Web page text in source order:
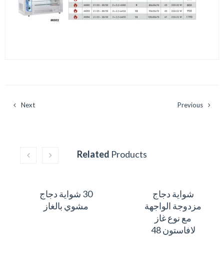
Previous
Next
Related Products
30 شواية دجاج
مشوي بالغاز
شواية دجاج
مزدوجة الواجهة
مع نوع غاز
لافاستون 48